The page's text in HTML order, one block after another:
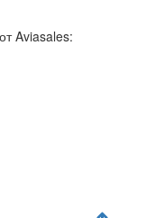
онлайн
Aviasales: